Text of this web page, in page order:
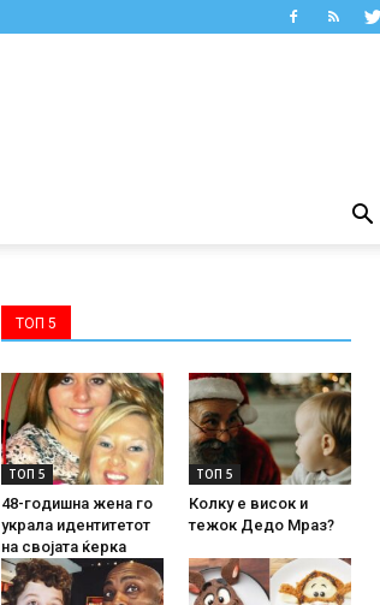
ТОП 5
ТОП 5
48-годишна жена го
украла идентитетот
на својата ќерка
ТОП 5
Колку е висок и
тежок Дедо Мраз?